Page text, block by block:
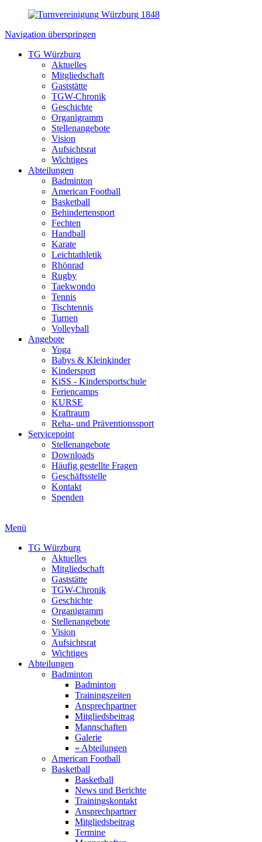
Navigation überspringen
TG Würzburg
Aktuelles
Mitgliedschaft
Gaststätte
TGW-Chronik
Geschichte
Organigramm
Stellenangebote
Vision
Aufsichtsrat
Wichtiges
Abteilungen
Badminton
American Football
Basketball
Behindertensport
Fechten
Handball
Karate
Leichtathletik
Rhönrad
Rugby
Taekwondo
Tennis
Tischtennis
Turnen
Volleyball
Angebote
Yoga
Babys & Kleinkinder
Kindersport
KiSS - Kindersportschule
Feriencamps
KURSE
Kraftraum
Reha- und Präventionssport
Servicepoint
Stellenangebote
Downloads
Häufig gestellte Fragen
Geschäftsstelle
Kontakt
Spenden
Menü
TG Würzburg
Aktuelles
Mitgliedschaft
Gaststätte
TGW-Chronik
Geschichte
Organigramm
Stellenangebote
Vision
Aufsichtsrat
Wichtiges
Abteilungen
Badminton
Badminton
Trainingszeiten
Ansprechpartner
Mitgliedsbeitrag
Mannschaften
Galerie
« Abteilungen
American Football
Basketball
Basketball
News und Berichte
Trainingskontakt
Ansprechpartner
Mitgliedsbeitrag
Termine